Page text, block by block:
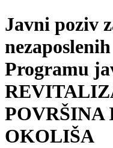
Javni poziv
Programu
POVRŠINA
OKOLIŠA